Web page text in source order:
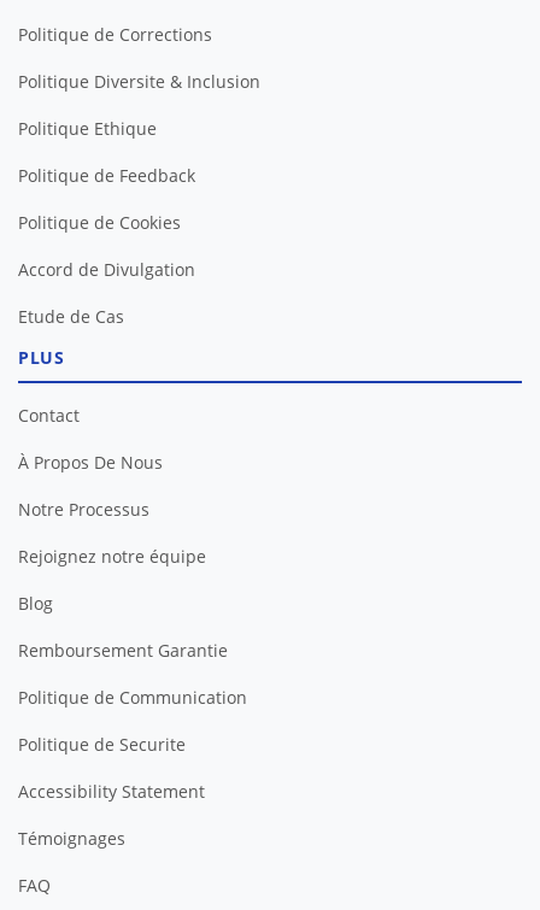
Politique de Corrections
Politique Diversite & Inclusion
Politique Ethique
Politique de Feedback
Politique de Cookies
Accord de Divulgation
Etude de Cas
PLUS
Contact
À Propos De Nous
Notre Processus
Rejoignez notre équipe
Blog
Remboursement Garantie
Politique de Communication
Politique de Securite
Accessibility Statement
Témoignages
FAQ